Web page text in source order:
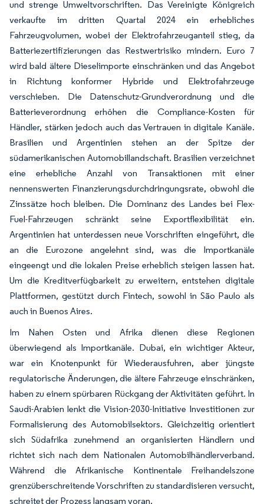
und strenge Umweltvorschriften. Das Vereinigte Königreich
verkaufte im dritten Quartal 2024 ein erhebliches
Fahrzeugvolumen, wobei der Elektrofahrzeuganteil stieg, da
Batteriezertifizierungen das Restwertrisiko mindern. Euro 7
wird bald ältere Dieselimporte einschränken und das Angebot
in Richtung konformer Hybride und Elektrofahrzeuge
verschieben. Die Datenschutz-Grundverordnung und die
Batterieverordnung erhöhen die Compliance-Kosten für
Händler, stärken jedoch auch das Vertrauen in digitale Kanäle.
Brasilien und Argentinien stehen an der Spitze der
südamerikanischen Automobillandschaft. Brasilien verzeichnet
eine erhebliche Anzahl von Transaktionen mit einer
nennenswerten Finanzierungsdurchdringungsrate, obwohl die
Zinssätze hoch bleiben. Die Dominanz des Landes bei Flex-
Fuel-Fahrzeugen schränkt seine Exportflexibilität ein.
Argentinien hat unterdessen neue Vorschriften eingeführt, die
an die Eurozone angelehnt sind, was die Importkanäle
eingeengt und die lokalen Preise erheblich steigen lassen hat.
Um die Kreditverfügbarkeit zu erweitern, entstehen digitale
Plattformen, gestützt durch Fintech, sowohl in São Paulo als
auch in Buenos Aires.
Im Nahen Osten und Afrika dienen diese Regionen
überwiegend als Importkanäle. Dubai, ein wichtiger Akteur,
war ein Knotenpunkt für Wiederausfuhren, aber jüngste
regulatorische Änderungen, die ältere Fahrzeuge einschränken,
haben zu einem spürbaren Rückgang der Aktivitäten geführt. In
Saudi-Arabien lenkt die Vision-2030-Initiative Investitionen zur
Formalisierung des Automobilsektors. Gleichzeitig orientiert
sich Südafrika zunehmend an organisierten Händlern und
richtet sich nach dem Nationalen Automobilhändlerverband.
Während die Afrikanische Kontinentale Freihandelszone
grenzüberschreitende Vorschriften zu standardisieren versucht,
schreitet der Prozess langsam voran.